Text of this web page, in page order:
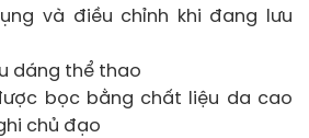
và điều chỉnh khi đang lưu
dáng thể thao
bọc bằng chất liệu da cao
chủ đạo